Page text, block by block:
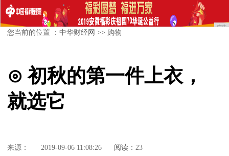
广告
您当前的位置 ：中华财经网 >> 购物
⊙ 初秋的第一件上衣，
就选它
来源： 2019-09-06 11:08:26 阅读：23